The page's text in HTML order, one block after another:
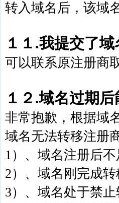
转入域名后，该域
１１.我提交了
可以联系原注册商
１２.域名过期
非常抱歉，根据域
域名无法转移注册
1）、域名注册后不
2）、域名刚
3）、域名处于禁止